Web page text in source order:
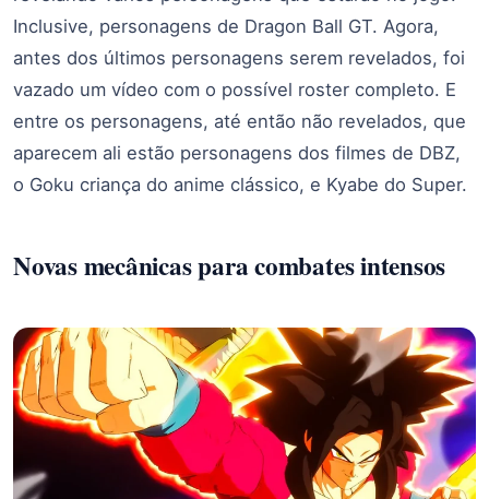
Inclusive, personagens de Dragon Ball GT. Agora,
antes dos últimos personagens serem revelados, foi
vazado um vídeo com o possível roster completo. E
entre os personagens, até então não revelados, que
aparecem ali estão personagens dos filmes de DBZ,
o Goku criança do anime clássico, e Kyabe do Super.
Novas mecânicas para combates intensos